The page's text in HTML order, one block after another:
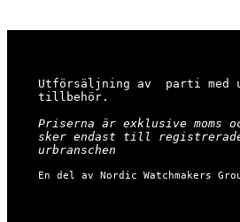
Utförsäljning av  parti med
tillbehör.
Priserna är exklusive moms
sker endast till registrerade
urbranschen
En del av Nordic Watchmakers